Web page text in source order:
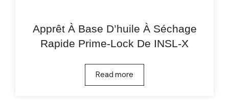
Apprêt À Base D’huile À Séchage
Rapide Prime-Lock De INSL-X
Read more